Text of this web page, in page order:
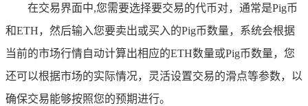
在交易界面中,您需要选择要交易的代币对，通常是Pig币
和ETH，然后输入您要卖出或买入的Pig币数量，系统会根据
当前的市场行情自动计算出相应的ETH数量或Pig币数量，您
还可以根据市场的实际情况，灵活设置交易的滑点等参数，以
确保交易能够按照您的预期进行。